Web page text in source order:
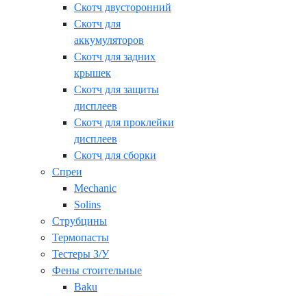
Скотч двусторонний
Скотч для
аккумуляторов
Скотч для задних
крышек
Скотч для защиты
дисплеев
Скотч для проклейки
дисплеев
Скотч для сборки
Спреи
Mechanic
Solins
Струбцины
Термопасты
Тестеры З/У
Фены стоительные
Baku